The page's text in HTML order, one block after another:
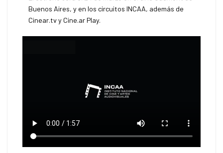
Buenos Aires, y en los circuitos INCAA, además de
Cinear.tv y Cine.ar Play.